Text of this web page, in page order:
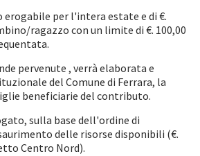
per l'intera estate e di €.
ragazzo con un limite di €. 100,00
pervenute , verrà elaborata e
del Comune di Ferrara, la
beneficiarie del contributo.
sulla base dell'ordine di
delle risorse disponibili (€.
Centro Nord).